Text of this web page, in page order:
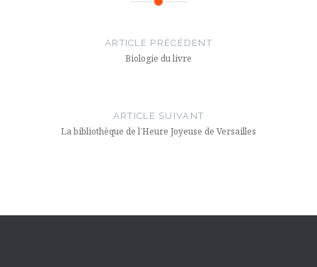
ARTICLE PRÉCÉDENT
Biologie du livre
ARTICLE SUIVANT
La bibliothèque de l’Heure Joyeuse de Versailles